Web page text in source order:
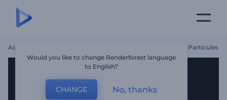
Accueil Animation De Logo Onde Lumineuse De Particules
Would you like to change Renderforest language
to English?
CHANGE No, thanks